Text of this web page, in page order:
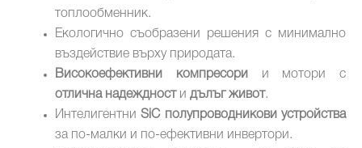
топлообменник.
Екологично съобразени решения с минимално
въздействие върху природата.
Високоефективни компресори и мотори с
отлична надеждности дълъг живот.
ИнтелигентниSiC полупроводникови устройства
за по-малки и по-ефективни инвертори.